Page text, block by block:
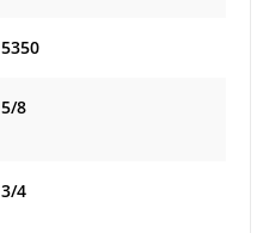
5350
5/8
3/4